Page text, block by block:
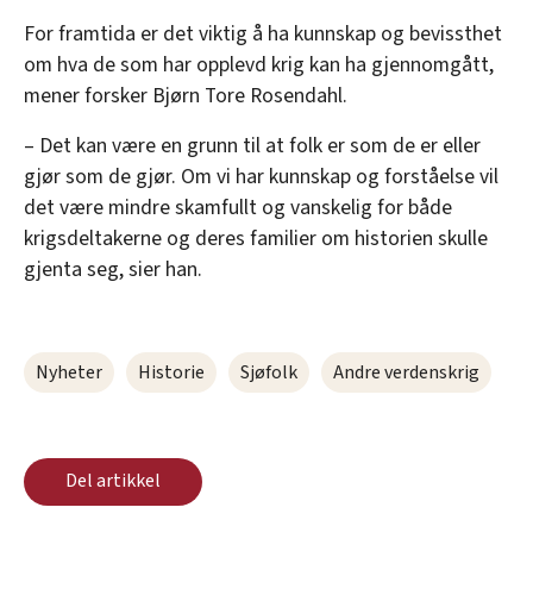
For framtida er det viktig å ha kunnskap og bevissthet
om hva de som har opplevd krig kan ha gjennomgått,
mener forsker Bjørn Tore Rosendahl.
– Det kan være en grunn til at folk er som de er eller
gjør som de gjør. Om vi har kunnskap og forståelse vil
det være mindre skamfullt og vanskelig for både
krigsdeltakerne og deres familier om historien skulle
gjenta seg, sier han.
Nyheter Historie Sjøfolk Andre verdenskrig
Del artikkel